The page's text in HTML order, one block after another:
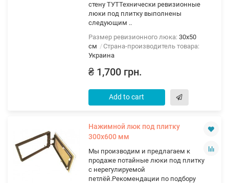
стену ТУТТехнически ревизионные
люки под плитку выполнены
следующим ..
Размер ревизионного люка: 30х50
см
Страна-производитель товара:
Украина
₴ 1,700 грн.
Add to cart
Нажимной люк под плитку
300х600 мм
Мы производим и предлагаем к
продаже потайные люки под плитку
с нерегулируемой
петлёй.Рекомендации по подбору